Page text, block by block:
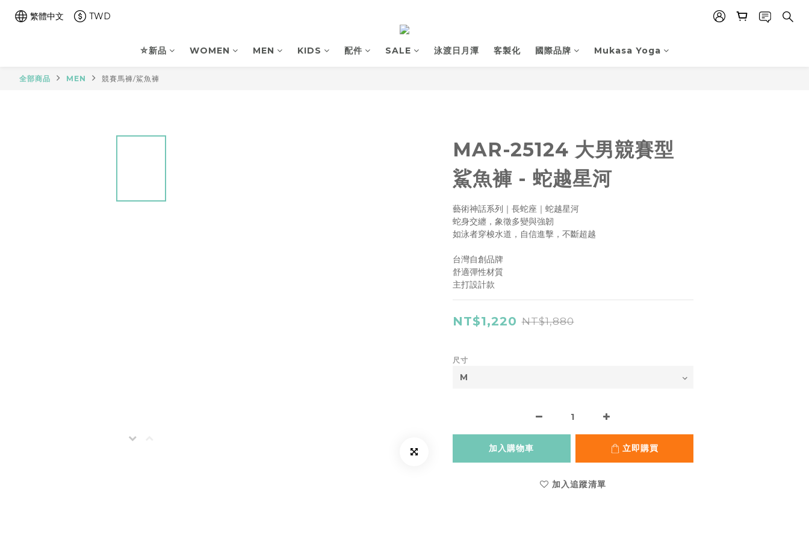
繁體中文 TWD
⛤新品 WOMEN MEN KIDS 配件 SALE 泳渡日月潭 客製化 國際品牌 Mukasa Yoga
全部商品 MEN 競賽馬褲/鯊魚褲
MAR-25124 大男競賽型
鯊魚褲 - 蛇越星河
藝術神話系列｜長蛇座｜蛇越星河
蛇身交纏，象徵多變與強韌
如泳者穿梭水道，自信進擊，不斷超越
台灣自創品牌
舒適彈性材質
主打設計款
NT$1,220 NT$1,880
尺寸
加入購物車 立即購買
加入追蹤清單